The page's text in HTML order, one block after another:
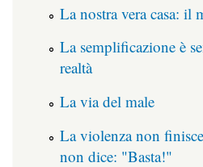
La nostra vera casa: il
La semplificazione è
realtà
La via del male
La violenza non
non dice: "Basta!"